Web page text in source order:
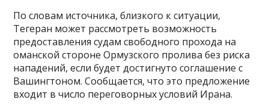
По словам источника, близкого к ситуации,
Тегеран может рассмотреть возможность
предоставления судам свободного прохода на
оманской стороне Ормузского пролива без риска
нападений, если будет достигнуто соглашение с
Вашингтоном. Сообщается, что это предложение
входит в число переговорных условий Ирана.